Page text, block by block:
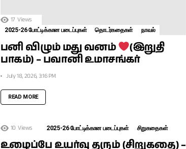
17 Views
2025-26 போட்டிக்கான படைப்புகள் தொடர்கதைகள் நாவல்
பனி விழும் மது வனம்
(இறுதி
பாகம்) – பவானி உமாசங்கர்
July 18, 2026, 3:16 PM
READ MORE
10 Views 2025-26 போட்டிக்கான படைப்புகள் சிறுகதைகள்
உழைப்பே உயர்வு தரும் (சிறுகதை) –